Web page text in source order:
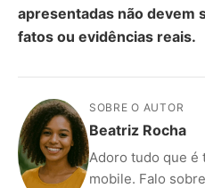
apresentadas não devem
fatos ou evidências reais.
SOBRE O AUTOR
Beatriz Rocha
Adoro tudo que é
mobile. Falo